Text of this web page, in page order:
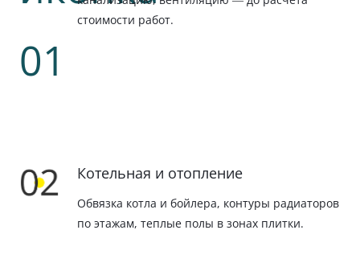
стоимости работ.
Котельная и отопление
Обвязка котла и бойлера, контуры радиаторов
по этажам, теплые полы в зонах плитки.